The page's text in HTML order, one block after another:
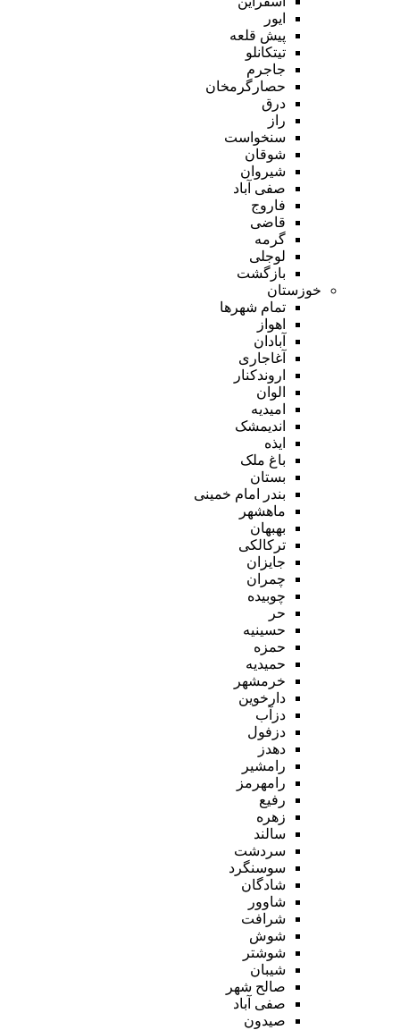
ایور
پیش قلعه
تیتکانلو
جاجرم
حصارگرمخان
درق
راز
سنخواست
شوقان
شیروان
صفی آباد
فاروج
قاضی
گرمه
لوجلی
بازگشت
خوزستان
تمام شهر‌ها
اهواز
آبادان
آغاجاری
اروندکنار
الوان
امیدیه
اندیمشک
ایذه
باغ ملک
بستان
بندر امام خمینی
ماهشهر
بهبهان
ترکالکی
جایزان
چمران
چوبیده
حر
حسینیه
حمزه
حمیدیه
خرمشهر
دارخوین
دزآب
دزفول
دهدز
رامشیر
رامهرمز
رفیع
زهره
سالند
سردشت
سوسنگرد
شادگان
شاوور
شرافت
شوش
شوشتر
شیبان
صالح شهر
صفی آباد
صیدون